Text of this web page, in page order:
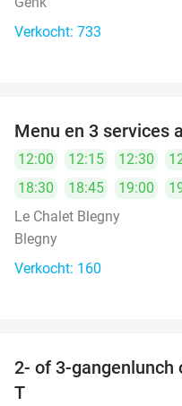
Verkocht: 733
Menu en 3 services
12:00 12:15 12:30
18:30
18:45 19:00
Le Chalet Blegny
Blegny
Verkocht: 160
2- of 3-gangenlunch
T